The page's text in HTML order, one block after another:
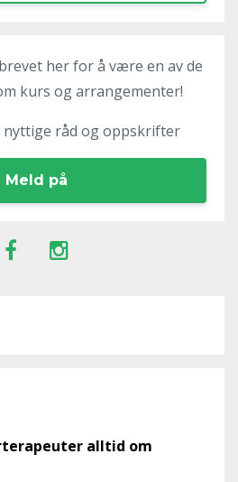
her for å være en av de
kurs og arrangementer!
nyttige råd og oppskrifter
Meld på
alltid om